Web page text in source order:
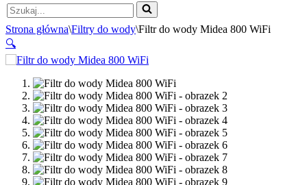
Szukaj...
Strona główna\Filtry do wody\Filtr do wody Midea 800 WiFi
🔍